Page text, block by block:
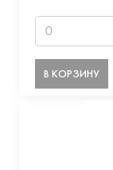
В КОРЗИНУ